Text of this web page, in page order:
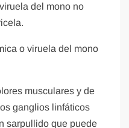
del mono no
o viruela del mono
musculares y de
ganglios linfáticos
sarpullido que puede